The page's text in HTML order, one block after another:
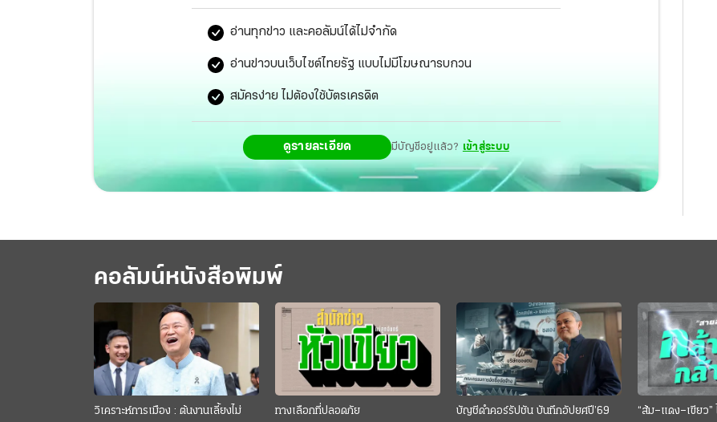
อ่านทุกข่าว และคอลัมน์ได้ไม่จำกัด
อ่านข่าวบนเว็บไซต์ไทยรัฐ แบบไม่มีโฆษณารบกวน
สมัครง่าย ไม่ต้องใช้บัตรเครดิต
ดูรายละเอียด มีบัญชีอยู่แล้ว? เข้าสู่ระบบ
คอลัมน์หนังสือพิมพ์
วิเคราะห์การเมือง : ต้นงานเลี้ยงไม่
ทางเลือกที่ปลอดภัย บัญชีดำคอร์รัปชัน บันทึกอัปยศปี’69 “ส้ม–แดง–เขียว”